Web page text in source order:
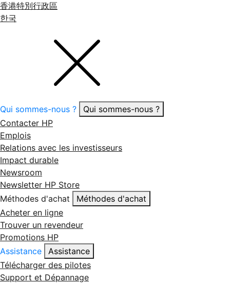
香港特別行政區
한국
Qui sommes-nous ?
Qui sommes-nous ?
Contacter HP
Emplois
Relations avec les investisseurs
Impact durable
Newsroom
Newsletter HP Store
Méthodes d'achat
Méthodes d'achat
Acheter en ligne
Trouver un revendeur
Promotions HP
Assistance
Assistance
Télécharger des pilotes
Support et Dépannage